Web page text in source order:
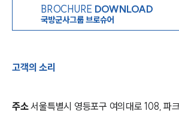
BROCHURE DOWNLOAD
국방군사그룹 브로슈어
고객의 소리
주소서울특별시 영등포구 여의대로 108, 파